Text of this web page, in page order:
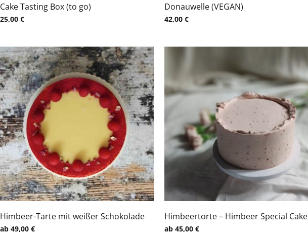
Cake Tasting Box (to go)
25,00 €
Donauwelle (VEGAN)
42,00 €
Himbeer-Tarte mit weißer Schokolade
ab 49,00 €
Himbeertorte – Himbeer Special Cake
ab 45,00 €